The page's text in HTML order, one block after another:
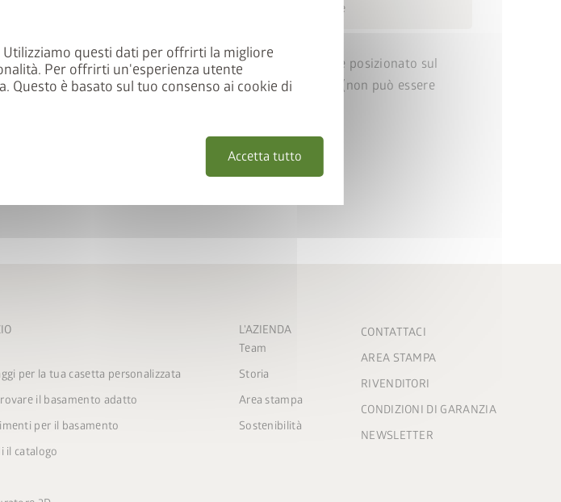
questi dati per offrirti la migliore
Per offrirti un'esperienza utente
è basato sul tuo consenso ai cookie di
Accetta tutto
Consegna gratuita in 4 settimane
Il bordo di falciatura viene inserito nel telaio di base e posizionato sul
prato. L'aiuola viene poi fissata al bordo di falciatura (non può essere
per la tua casetta personalizzata
il basamento adatto
per il basamento
il catalogo
L'AZIENDA
Team
Storia
Area stampa
Sostenibilità
CONTATTACI
AREA STAMPA
RIVENDITORI
CONDIZIONI DI GARANZIA
NEWSLETTER